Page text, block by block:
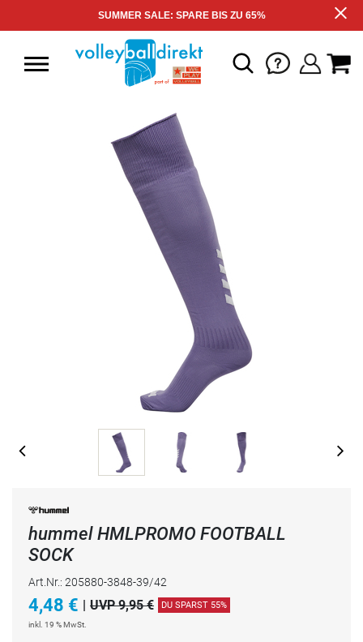
SUMMER SALE: SPARE BIS ZU 65%
hummel HMLPROMO FOOTBALL
SOCK
Art.Nr.: 205880-3848-39/42
4,48 € | UVP 9,95 € DU SPARST 55%
inkl. 19 % MwSt.